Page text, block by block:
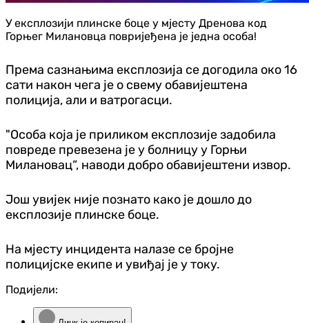
У експлозији плинске боце у мјесту Дренова код
Горњег Милановца повријеђена је једна особа!
Према сазнањима експлозија се догодила око 16
сати након чега је о свему обавијештена
полиција, али и ватрогасци.
"Особа која је приликом експлозије задобила
повреде превезена је у болницу у Горњи
Милановац“, наводи добро обавијештени извор.
Још увијек није познато како је дошло до
експлозије плинске боце.
На мјесту инцидента налазе се бројне
полицијске екипе и увиђај је у току.
Подијели: